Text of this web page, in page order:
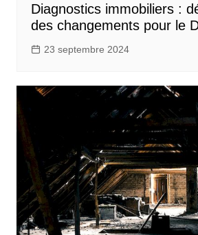
Diagnostics immobiliers :
des changements pour le
23 septembre 2024